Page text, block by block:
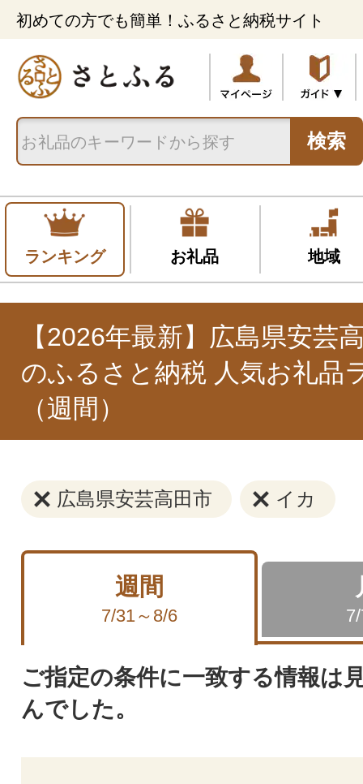
初めての方でも簡単！ふるさと納税サイト
検索
ランキング お礼品 地域
【2026年最新】広島県安芸
のふるさと納税 人気お礼品
（週間）
広島県安芸高田市 イカ
週間
7/31～8/6
ご指定の条件に一致する情報は
んでした。